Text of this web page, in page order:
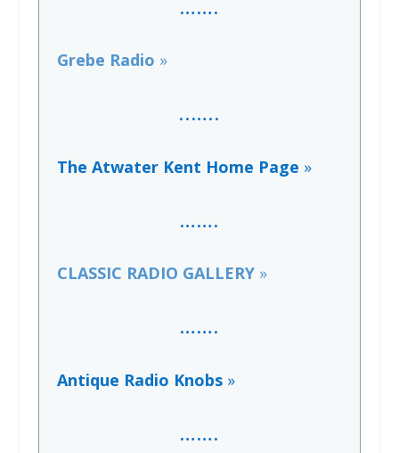
Grebe Radio »
..…..
The Atwater Kent Home Page »
…….
CLASSIC RADIO GALLERY »
…….
Antique Radio Knobs»
…….